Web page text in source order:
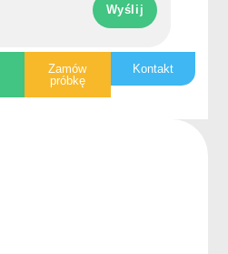
Wyślij
Zamów
próbkę
Kontakt